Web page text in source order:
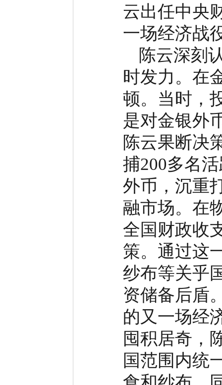
云出任中央
一场经济战
陈云深刻
时发力。在
顿。当时，
是对金银外
陈云果断决
捕200多名
外币，沉重
融市场。在
全国财政收
策。通过这
纱布等关乎
资储备后盾
的又一场经
囤积居奇，
国范围内统